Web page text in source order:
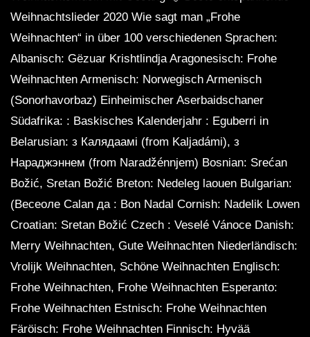
Weihnachtslieder 2020 Wie sagt man „Frohe
Weihnachten“ in über 100 verschiedenen Sprachen:
Albanisch: Gëzuar Krishtlindja Aragonesisch: Frohe
Weihnachten Armenisch: Norwegisch Armenisch
(Sonorhavorbaz) Einheimischer Aserbaidschaner
Südafrika: : Baskisches Kalenderjahr : Eguberri in
Belarusian: з Калядаамі (from Kaljadámi), з
Нараджэннем (from Naradžénnjem) Bosnian: Srećan
Božić, Sretan Božić Breton: Nedeleg laouen Bulgarian:
(Весеоле Calan да : Bon Nadal Cornish: Nadelik Lowen
Croatian: Sretan Božić Czech : Veselé Vánoce Danish:
Merry Weihnachten, Gute Weihnachten Niederländisch:
Vrolijk Weihnachten, Schöne Weihnachten Englisch:
Frohe Weihnachten, Frohe Weihnachten Esperanto:
Frohe Weihnachten Estnisch: Frohe Weihnachten
Färöisch: Frohe Weihnachten Finnisch: Hyvää